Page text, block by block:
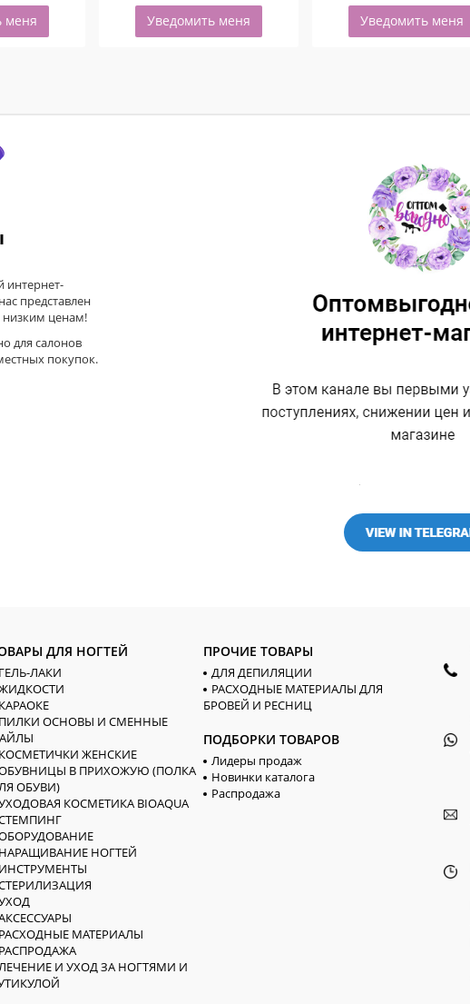
Уведомить меня Уведомить меня
50 шт.
интернет-
представлен
ценам!
для салонов
покупок.
ДЛЯ НОГТЕЙ
ГЕЛЬ-ЛАКИ
КАРАОКЕ
ПИЛКИ ОСНОВЫ И СМЕННЫЕ
КОСМЕТИЧКИ ЖЕНСКИЕ
В ПРИХОЖУЮ (ПОЛКА
ОБУВИ)
КОСМЕТИКА BIOAQUA
НАРАЩИВАНИЕ НОГТЕЙ
ИНСТРУМЕНТЫ
РАСХОДНЫЕ МАТЕРИАЛЫ
РАСПРОДАЖА
И УХОД ЗА НОГТЯМИ И
ПРОЧИЕ ТОВАРЫ
ДЛЯ ДЕПИЛЯЦИИ
РАСХОДНЫЕ МАТЕРИАЛЫ ДЛЯ
БРОВЕЙ И РЕСНИЦ
ПОДБОРКИ ТОВАРОВ
Лидеры продаж
Новинки каталога
Распродажа